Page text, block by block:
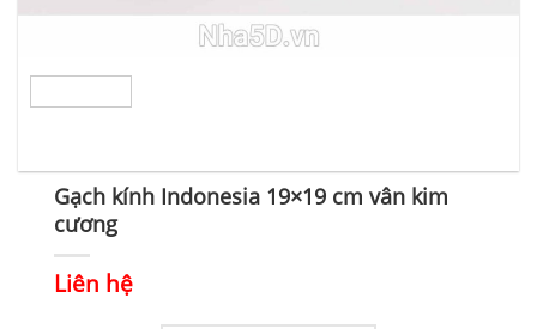
Gạch kính Indonesia 19×19 cm vân kim
cương
Liên hệ